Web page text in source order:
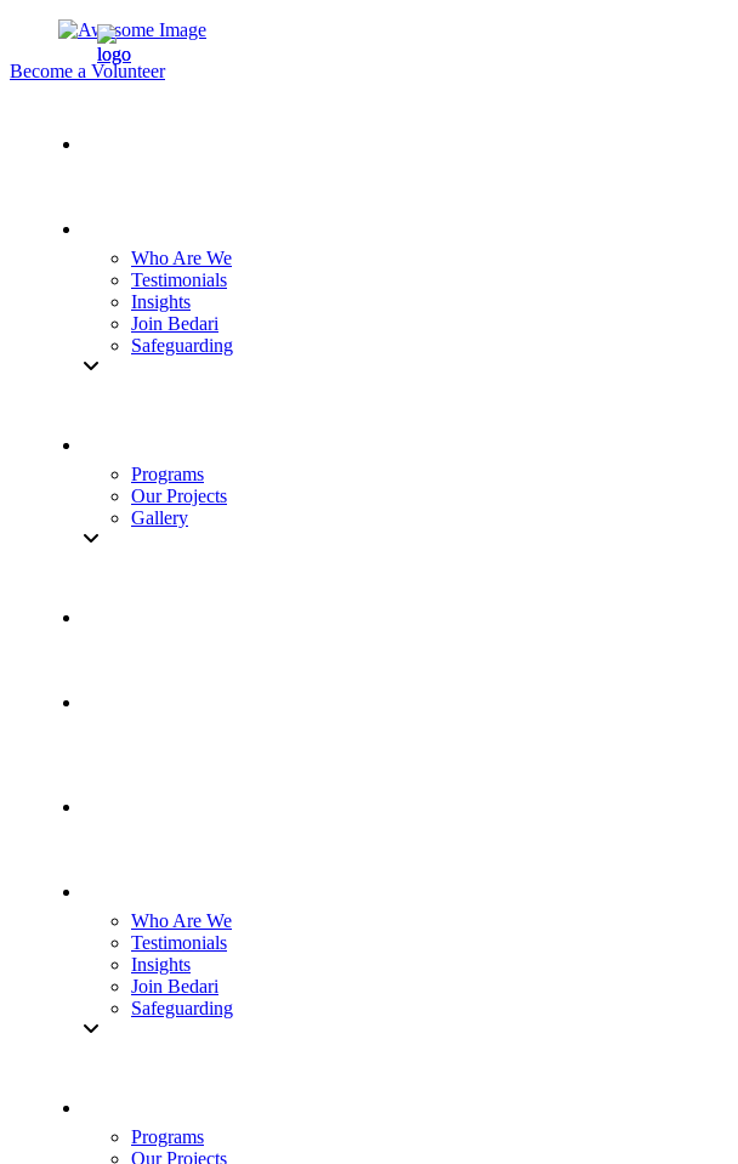
Become a Volunteer
Who Are We
Testimonials
Insights
Join Bedari
Safeguarding
Programs
Our Projects
Gallery
Who Are We
Testimonials
Insights
Join Bedari
Safeguarding
Programs
Our Projects